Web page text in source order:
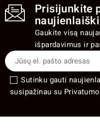
Prisijunkite
Gaukite visą
išpardavimus ir
Sutinku gauti
susipažinau su